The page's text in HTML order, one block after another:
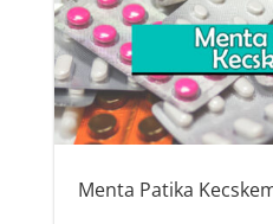
Menta Patika